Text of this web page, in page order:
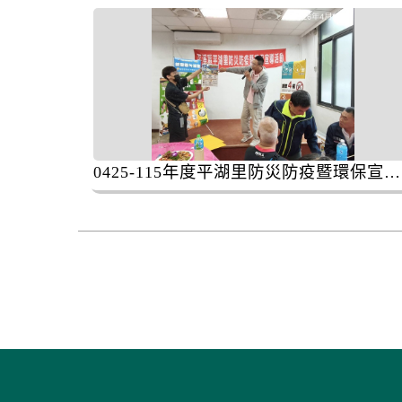
0425-115年度平湖里防災防疫暨環保宣導活動